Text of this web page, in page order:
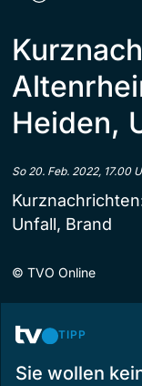
Heiden,
So 20. Feb. 2022, 17.00
Unfall, Brand
© TVO Online
TIPP
Sie wollen